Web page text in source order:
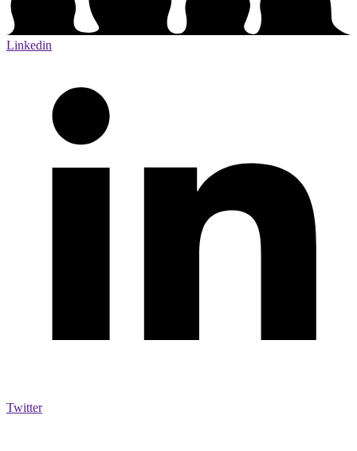
Linkedin
Twitter